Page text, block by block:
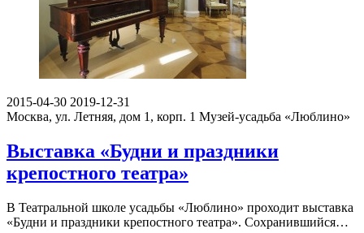
2015-04-30 2019-12-31
Москва, ул. Летняя, дом 1, корп. 1 Музей-усадьба «Люблино»
Выставка «Будни и праздники
крепостного театра»
В Театральной школе усадьбы «Люблино» проходит выставка
«Будни и праздники крепостного театра». Сохранившийся…